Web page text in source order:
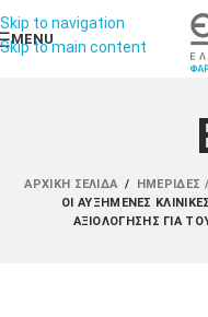
Skip to navigation
Skip to main content
MENU
ΑΡΧΙΚΉ ΣΕΛΊΔΑ / ΗΜΕΡΊΔΕΣ
ΟΙ ΑΥΞΗΜΈΝΕΣ
ΑΞΙΟΛΌΓΗΣΗΣ ΓΙΑ